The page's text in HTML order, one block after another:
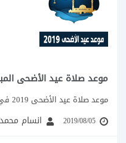
موعد صلاة عيد الأضحى
2019/08/05 انسام محمد